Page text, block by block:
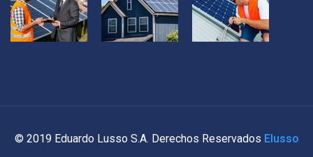
© 2019 Eduardo Lusso S.A. Derechos Reservados Elusso